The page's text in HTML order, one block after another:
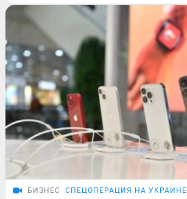
БИЗНЕС СПЕЦОПЕРАЦИЯ НА УКРАИНЕ